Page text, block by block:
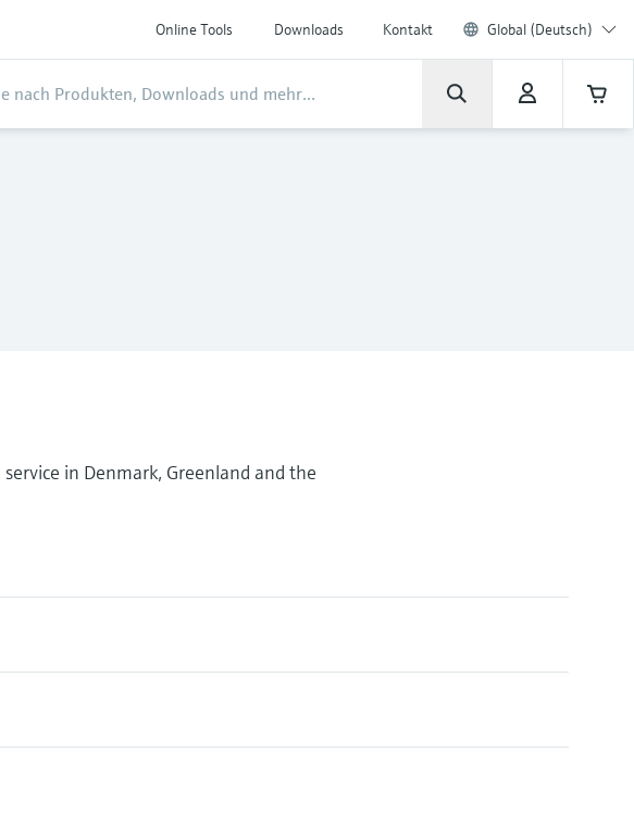
Online Tools Downloads Kontakt Global (Deutsch)
in Denmark, Greenland and the